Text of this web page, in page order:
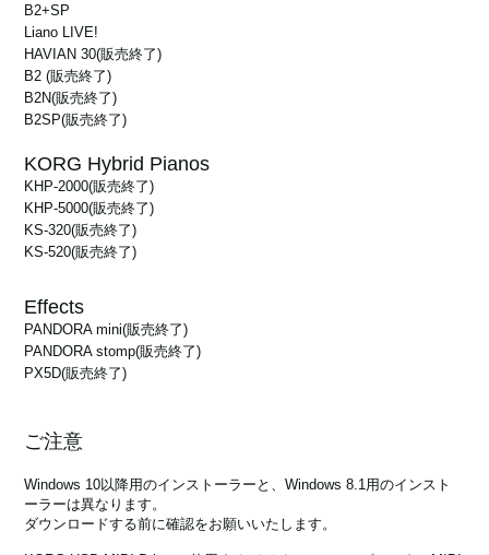
B2+SP
Liano LIVE!
HAVIAN 30(販売終了)
B2(販売終了)
B2N(販売終了)
B2SP(販売終了)
KORG Hybrid Pianos
KHP-2000(販売終了)
KHP-5000(販売終了)
KS-320(販売終了)
KS-520(販売終了)
Effects
PANDORA mini(販売終了)
PANDORA stomp(販売終了)
PX5D(販売終了)
ご注意
Windows 10以降用のインストーラーと、Windows 8.1用のインスト
ーラーは異なります。
ダウンロードする前に確認をお願いいたします。